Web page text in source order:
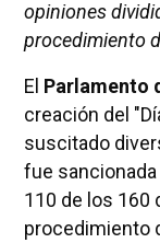
opiniones
procedimiento
El Parlamento
creación del
suscitado
fue
110 de los 160
procedimiento